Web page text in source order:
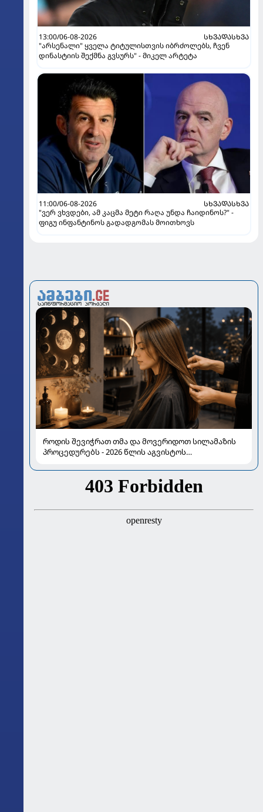
13:00/06-08-2026
ᲡᲮᲕᲐᲓᲐᲡᲮᲕᲐ
"არსენალი" ყველა ტიტულისთვის იბრძოლებს, ჩვენ
დინასტიის შექმნა გვსურს" - მიკელ არტეტა
11:00/06-08-2026
ᲡᲮᲕᲐᲓᲐᲡᲮᲕᲐ
"ვერ ვხვდები, ამ კაცმა მეტი რაღა უნდა ჩაიდინოს?" -
ფიგუ ინფანტინოს გადადგომას მოითხოვს
როდის შევიჭრათ თმა და მოვერიდოთ სილამაზის
პროცედურებს - 2026 წლის აგვისტოს